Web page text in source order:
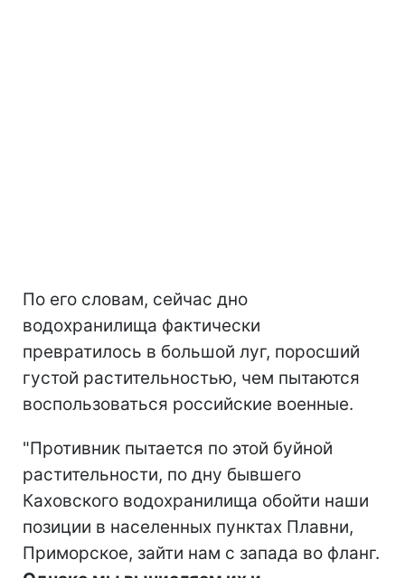
По его словам, сейчас дно
водохранилища фактически
превратилось в большой луг, поросший
густой растительностью, чем пытаются
воспользоваться российские военные.
"Противник пытается по этой буйной
растительности, по дну бывшего
Каховского водохранилища обойти наши
позиции в населенных пунктах Плавни,
Приморское, зайти нам с запада во фланг.